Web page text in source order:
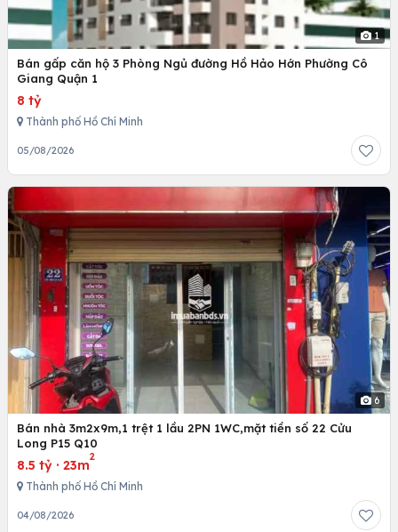
1
Bán gấp căn hộ 3 Phòng Ngủ đường Hồ Hảo Hớn Phường Cô
Giang Quận 1
8 tỷ
Thành phố Hồ Chí Minh
05/08/2026
6
Bán nhà 3m2x9m,1 trệt 1 lầu 2PN 1WC,mặt tiền số 22 Cửu
Long P15 Q10
8.5 tỷ · 23m
2
Thành phố Hồ Chí Minh
04/08/2026